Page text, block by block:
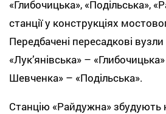
«Глибочицька», «Подільська»,
станції у конструкціях
Передбачені пересадкові
«Лук’янівська» –
Шевченка» – «Подільська».
Станцію «Райдужна» збудують